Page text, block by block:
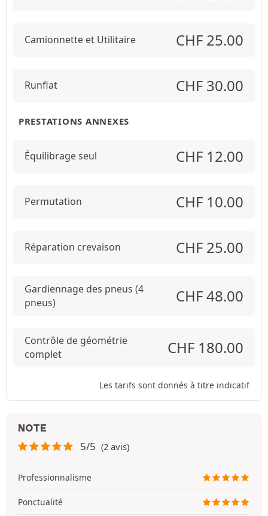
Camionnette et Utilitaire CHF 25.00
Runflat CHF 30.00
PRESTATIONS ANNEXES
Équilibrage seul CHF 12.00
Permutation CHF 10.00
Réparation crevaison CHF 25.00
Gardiennage des pneus (4
pneus)
CHF48.00
Contrôle de géométrie
complet
CHF 180.00
Les tarifs sont donnés à titre indicatif
NOTE
5/5 (2 avis)
Professionnalisme
Ponctualité